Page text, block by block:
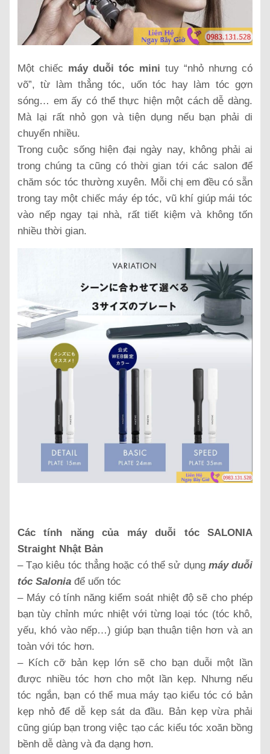
Một chiếc máy duỗi tóc mini tuy “nhỏ nhưng có
võ”, từ làm thẳng tóc, uốn tóc hay làm tóc gợn
sóng… em ấy có thể thực hiện một cách dễ dàng.
Mà lại rất nhỏ gọn và tiện dụng nếu bạn phải di
chuyển nhiều.
Trong cuộc sống hiện đại ngày nay, không phải ai
trong chúng ta cũng có thời gian tới các salon để
chăm sóc tóc thường xuyên. Mỗi chị em đều có sẵn
trong tay một chiếc máy ép tóc, vũ khí giúp mái tóc
vào nếp ngay tại nhà, rất tiết kiệm và không tốn
nhiều thời gian.
Các tính năng của máy duỗi tóc SALONIA
Straight Nhật Bản
– Tạo kiêu tóc thẳng hoặc có thể sử dụng máy duỗi
tóc Salonia để uốn tóc
– Máy có tính năng kiểm soát nhiệt độ sẽ cho phép
bạn tùy chỉnh mức nhiệt với từng loại tóc (tóc khô,
yếu, khó vào nếp…) giúp bạn thuận tiện hơn và an
toàn với tóc hơn.
– Kích cỡ bản kẹp lớn sẽ cho bạn duỗi một lần
được nhiều tóc hơn cho một lần kẹp. Nhưng nếu
tóc ngắn, bạn có thể mua máy tạo kiểu tóc có bản
kẹp nhỏ để dễ kẹp sát da đầu. Bản kẹp vừa phải
cũng giúp bạn trong việc tạo các kiểu tóc xoăn bồng
bềnh dễ dàng và đa dạng hơn.